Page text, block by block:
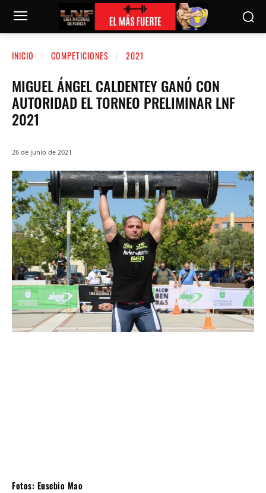
INICIO COMPETICIONES 2021
MIGUEL ÁNGEL CALDENTEY GANÓ CON
AUTORIDAD EL TORNEO PRELIMINAR LNF
2021
26 de junio de 2021
Fotos: Eusebio Mao